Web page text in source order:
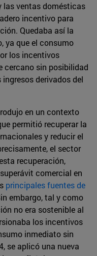
las ventas domésticas
incentivo para
Quedaba así la
ya que el consumo
los incentivos
cercano sin posibilidad
ingresos derivados del
en un contexto
permitió recuperar la
y reducir el
el sector
recuperación,
comercial en
principales fuentes de
embargo, tal y como
no era sostenible al
los incentivos
inmediato sin
se aplicó una nueva